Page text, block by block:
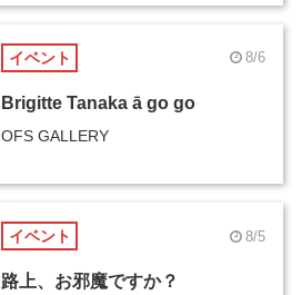
イベント 8/6
Brigitte Tanaka ā go go
OFS GALLERY
イベント 8/5
路上、お邪魔ですか？